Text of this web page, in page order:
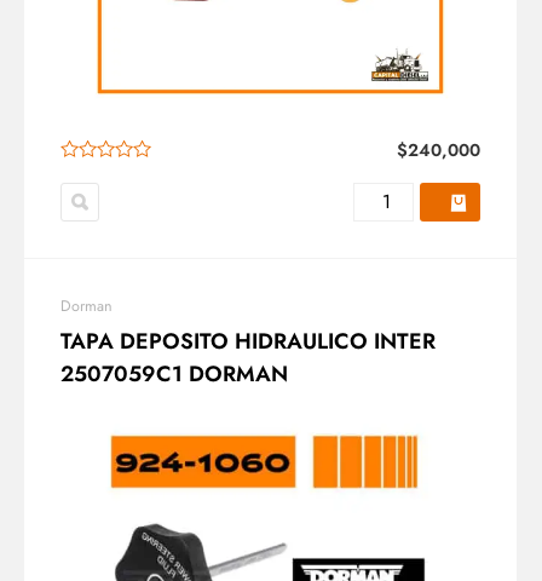
$240,000
Dorman
TAPA DEPOSITO HIDRAULICO INTER
2507059C1 DORMAN